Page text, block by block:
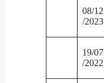
08/12
/2023
19/07
/2022